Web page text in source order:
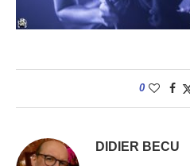
0
DIDIER BECU